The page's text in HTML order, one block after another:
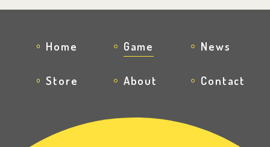
Home Game News
Store About Contact